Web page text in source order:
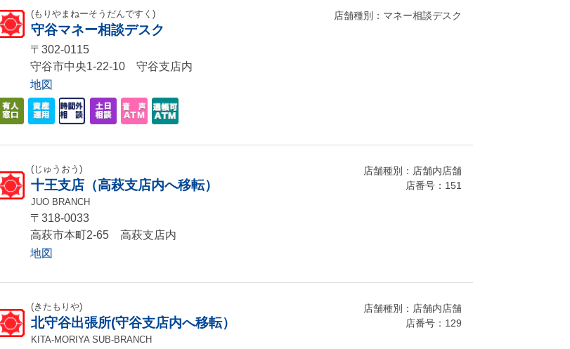
(もりやまねーそうだんですく)
守谷マネー相談デスク
店舗種別：マネー相談デスク
〒302-0115
守谷市中央1-22-10 守谷支店内
地図
(じゅうおう)
十王支店（高萩支店内へ移転）
JUO BRANCH
店舗種別：店舗内店舗
店番号：151
〒318-0033
高萩市本町2-65 高萩支店内
地図
(きたもりや)
北守谷出張所(守谷支店内へ移転）
KITA-MORIYA SUB-BRANCH
店舗種別：店舗内店舗
店番号：129